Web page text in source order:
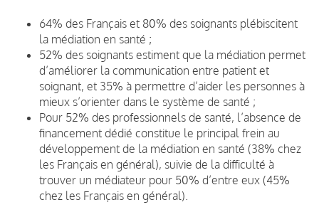
64% des Français et 80% des soignants plébiscitent
la médiation en santé ;
52% des soignants estiment que la médiation permet
d’améliorer la communication entre patient et
soignant, et 35% à permettre d’aider les personnes à
mieux s’orienter dans le système de santé ;
Pour 52% des professionnels de santé, l’absence de
financement dédié constitue le principal frein au
développement de la médiation en santé (38% chez
les Français en général), suivie de la difficulté à
trouver un médiateur pour 50% d’entre eux (45%
chez les Français en général).